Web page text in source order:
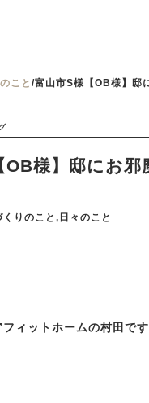
こと /富山市S様【OB様】邸
OB様】邸にお邪
くりのこと,日々のこと
フィットホームの村田で